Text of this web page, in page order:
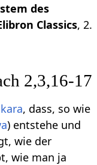
des
Classics, 2.
2,3,16-17
, dass, so wie
) entstehe und
wie der
wie man ja